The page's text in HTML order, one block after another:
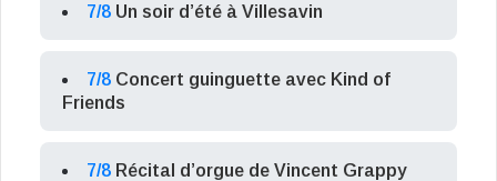
7/8 Un soir d’été à Villesavin
7/8 Concert guinguette avec Kind of
Friends
7/8 Récital d’orgue de Vincent Grappy